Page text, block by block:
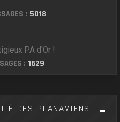
: 5018
PA d'Or !
: 1629
DES PLANAVIENS